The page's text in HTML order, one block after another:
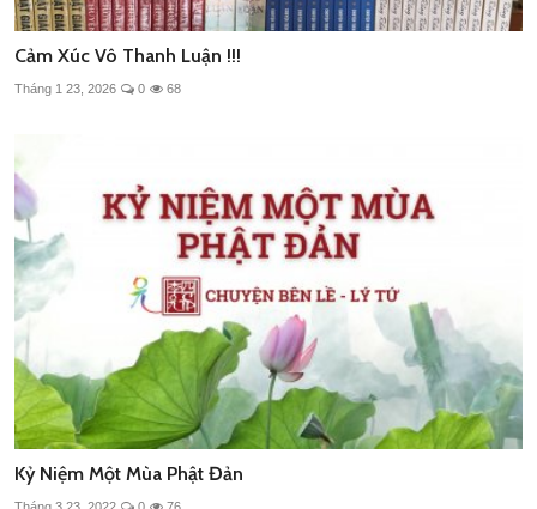
Cảm Xúc Vô Thanh Luận !!!
Tháng 1 23, 2026 0 68
Kỷ Niệm Một Mùa Phật Đản